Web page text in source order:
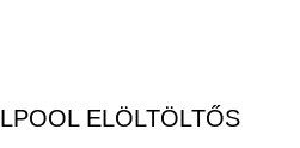
ELÖLTÖLTŐS